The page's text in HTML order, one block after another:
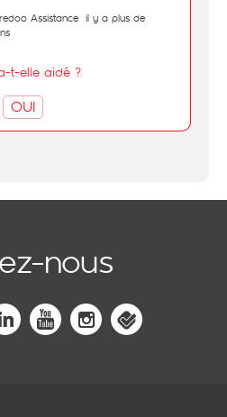
Assistance il y a plus de
t-elle aidé ?
OUI
nous